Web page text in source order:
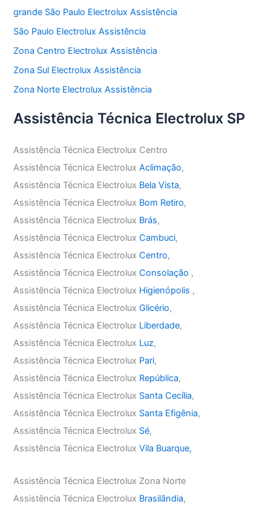
grande São Paulo Electrolux Assistência
São Paulo Electrolux Assistência
Zona Centro Electrolux Assistência
Zona Sul Electrolux Assistência
Zona Norte Electrolux Assistência
Assistência Técnica Electrolux SP
Assistência Técnica Electrolux Centro
Assistência Técnica ElectroluxAclimação,
Assistência Técnica Electrolux Bela Vista,
Assistência Técnica Electrolux Bom Retiro,
Assistência Técnica Electrolux Brás,
Assistência Técnica ElectroluxCambuci,
Assistência Técnica ElectroluxCentro,
Assistência Técnica ElectroluxConsolação ,
Assistência Técnica Electrolux Higienópolis ,
Assistência Técnica ElectroluxGlicério,
Assistência Técnica Electrolux Liberdade,
Assistência Técnica Electrolux Luz,
Assistência Técnica Electrolux Pari,
Assistência Técnica Electrolux República,
Assistência Técnica Electrolux Santa Cecília,
Assistência Técnica Electrolux Santa Efigênia,
Assistência Técnica Electrolux Sé,
Assistência Técnica ElectroluxVila Buarque,
Assistência Técnica Electrolux Zona Norte
Assistência Técnica Electrolux Brasilândia,